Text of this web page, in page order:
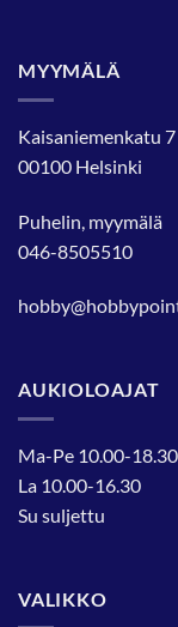
MYYMÄLÄ
Kaisaniemenkatu 7
00100 Helsinki
Puhelin, myymälä
046-8505510
AUKIOLOAJAT
Ma-Pe 10.00-18.30
La 10.00-16.30
Su suljettu
VALIKKO